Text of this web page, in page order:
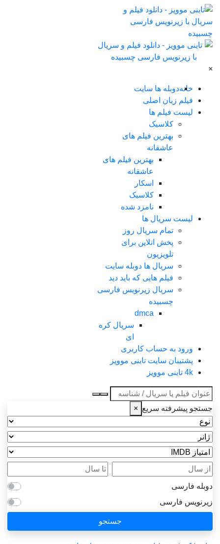
×
خانهدوبله ها سایت
فیلم زبان اصلی
لیست فیلم ها
کلاسیک
بهترین فیلم های
عاشقانه
بهترین فیلم های
عاشقانه
اسکار
کلاسیک
نامزد شده
لیست سریال ها
تمام سریال روز
پخش انلاین برای
تلویزیون
سریال ها دوبله سایت
فیلم هایی که باید دید
سریال زیرنویس فارسی
چسبیده
dmca
سریال کره
ای
ورود به حساب کاربری
پشتیبان سایت تاینی موویز
4k تاینی موویز
عنوان جستجو
جستجو پیشرفته سریع ×
نوع
ژانر
امتیاز IMDB
از سال
تا سال
دوبله فارسی
زیرنویس فارسی
جستجو